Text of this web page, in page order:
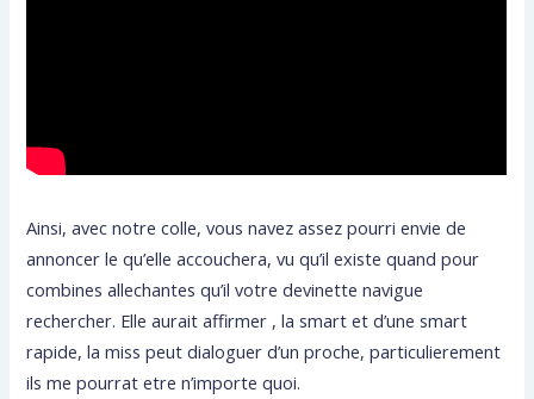
Ainsi, avec notre colle, vous navez assez pourri envie de
annoncer le qu’elle accouchera, vu qu’il existe quand pour
combines allechantes qu’il votre devinette navigue
rechercher. Elle aurait affirmer , la smart et d’une smart
rapide, la miss peut dialoguer d’un proche, particulierement
ils me pourrat etre n’importe quoi.